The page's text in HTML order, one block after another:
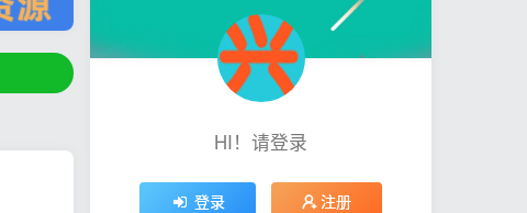
HI！请登录
登录 注册